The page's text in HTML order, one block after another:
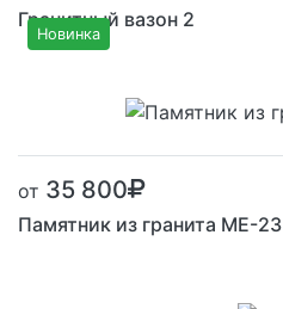
Гранитный вазон 2
Новинка
от 35 800
Памятник из гранита ME-23